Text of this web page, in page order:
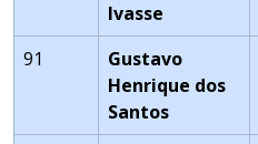
Ivasse
91
Gustavo
Henrique dos
Santos